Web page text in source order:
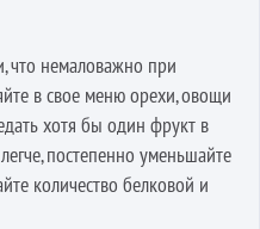
что немаловажно при
в свое меню орехи, овощи
хотя бы один фрукт в
постепенно уменьшайте
количество белковой и